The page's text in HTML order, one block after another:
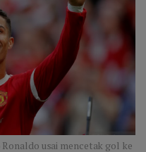
usai mencetak gol ke